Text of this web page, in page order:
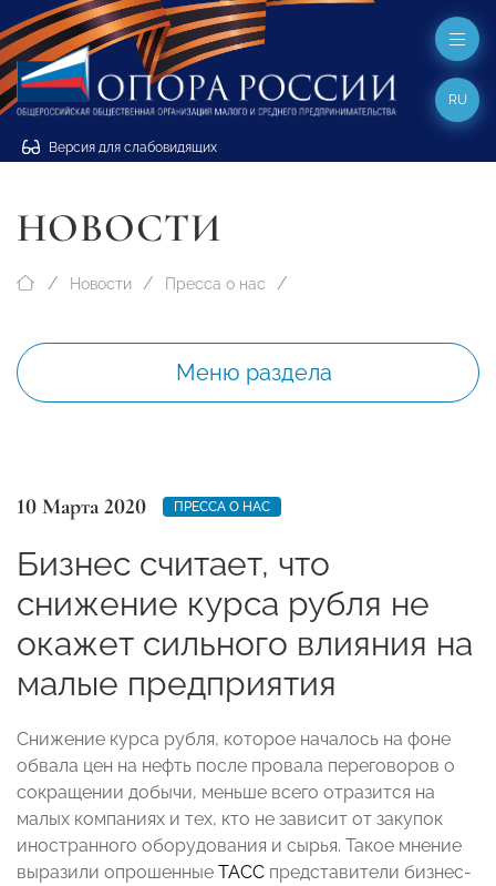
Версия для слабовидящих
RU
НОВОСТИ
Новости Пресса о нас
Меню раздела
10 Марта 2020 ПРЕССА О НАС
Бизнес считает, что
снижение курса рубля не
окажет сильного влияния на
малые предприятия
Снижение курса рубля, которое началось на фоне
обвала цен на нефть после провала переговоров о
сокращении добычи, меньше всего отразится на
малых компаниях и тех, кто не зависит от закупок
иностранного оборудования и сырья. Такое мнение
выразили опрошенные ТАСС представители бизнес-